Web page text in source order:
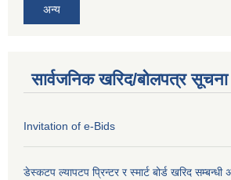
अन्य
सार्वजनिक खरिद/बोलपत्र सूचना
Invitation of e-Bids
डे‍स्कटप ल्यापटप प्रिन्टर र स्मार्ट बोर्ड खरिद